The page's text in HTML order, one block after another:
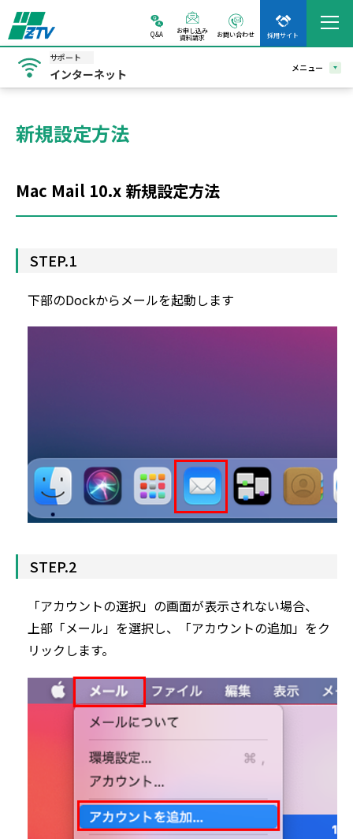
Q&A
お申し込み
資料請求
お問い合わせ 採用サイト
サポート
インターネット メニュー
新規設定方法
Mac Mail 10.x 新規設定方法
STEP.1
下部のDockからメールを起動します
STEP.2
「アカウントの選択」の画面が表示されない場合、
上部「メール」を選択し、「アカウントの追加」をク
リックします。